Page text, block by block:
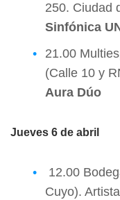
250. Ciudad
Sinfónica
21.00
(Calle 10 y
Aura Dúo
Jueves 6 de abril
12.00
Cuyo).